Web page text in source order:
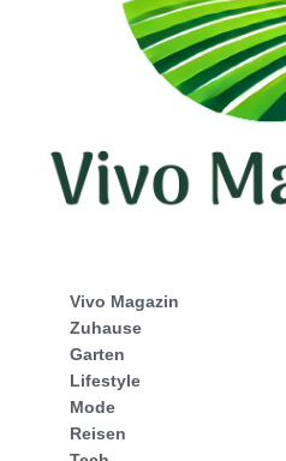
Vivo Magazin
Zuhause
Garten
Lifestyle
Mode
Reisen